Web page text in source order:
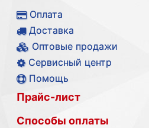
Оплата
Доставка
Оптовые продажи
Сервисный центр
Помощь
Прайс-лист
Способы оплаты